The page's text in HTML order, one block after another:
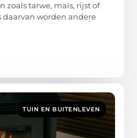
zoals tarwe, maïs, rijst of
daarvan worden andere
TUIN EN BUITENLEVEN